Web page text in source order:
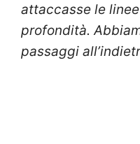
attaccasse le linee
profondità.
passaggi